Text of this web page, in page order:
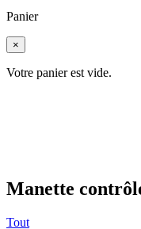
Panier
×
Votre panier est vide.
Manette
Tout